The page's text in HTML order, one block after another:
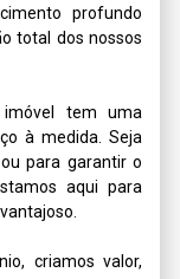
profundo
total dos nossos
imóvel tem uma
à medida. Seja
para garantir o
aqui para
criamos valor,